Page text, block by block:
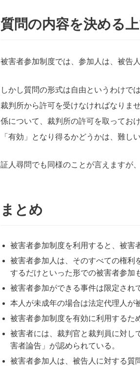
質問の内容を決める
被害者参加制度では、参加人は、被告
しかし質問の形式は自由というわけで
裁判所から許可を受けなければなりま
係について、裁判所の許可を取ってお
「有効」となり得るかどうかは、難し
証人尋問でも同様のことが言えますが
まとめ
被害者参加制度を利用すると、被害
被害者参加人は、そのすべての権利
するだけといった形での被害者参加
被害者参加ができる事件は限定され
本人が未成年の場合は法定代理人が
被害者参加制度を有効に利用するた
被害者には、裁判官と裁判員に対し
害者論告」が認められている。
被害者参加人は、被告人に対する質